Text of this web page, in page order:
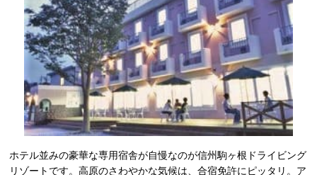
ホテル並みの豪華な専用宿舎が自慢なのが信州駒ヶ根ドライビング
リゾートです。高原のさわやかな気候は、合宿免許にピッタリ。ア